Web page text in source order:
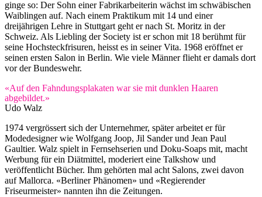
ginge so: Der Sohn einer Fabrikarbeiterin wächst im schwäbischen
Waiblingen auf. Nach einem Praktikum mit 14 und einer
dreijährigen Lehre in Stuttgart geht er nach St. Moritz in der
Schweiz. Als Liebling der Society ist er schon mit 18 berühmt für
seine Hochsteckfrisuren, heisst es in seiner Vita. 1968 eröffnet er
seinen ersten Salon in Berlin. Wie viele Männer flieht er damals dort
vor der Bundeswehr.
«Auf den Fahndungsplakaten war sie mit dunklen Haaren
abgebildet.»
Udo Walz
1974 vergrössert sich der Unternehmer, später arbeitet er für
Modedesigner wie Wolfgang Joop, Jil Sander und Jean Paul
Gaultier. Walz spielt in Fernsehserien und Doku-Soaps mit, macht
Werbung für ein Diätmittel, moderiert eine Talkshow und
veröffentlicht Bücher. Ihm gehörten mal acht Salons, zwei davon
auf Mallorca. «Berliner Phänomen» und «Regierender
Friseurmeister» nannten ihn die Zeitungen.